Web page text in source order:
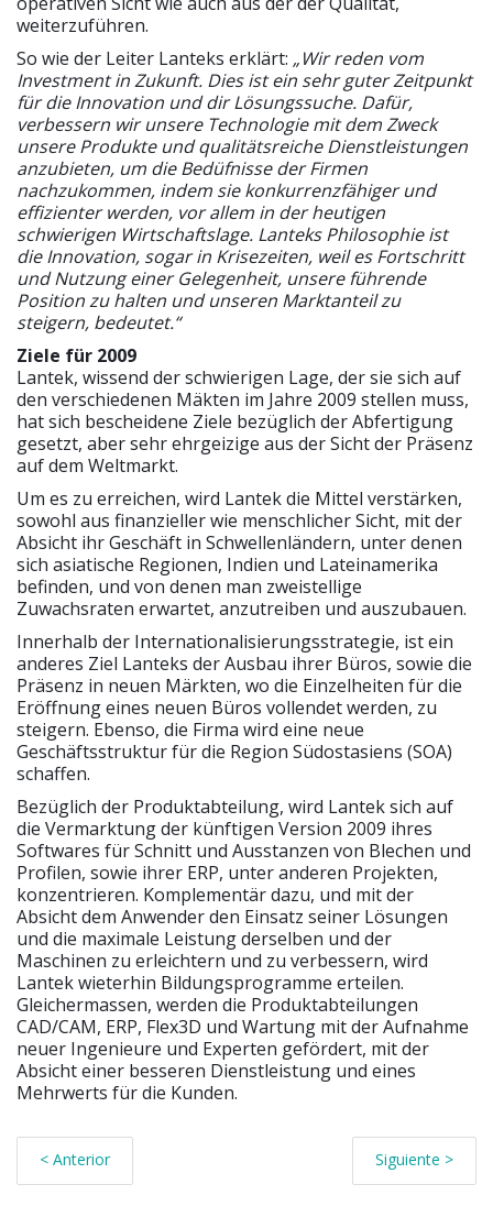
weiterzuführen.
So wie der Leiter Lanteks erklärt: „Wir reden vom
Investment in Zukunft. Dies ist ein sehr guter Zeitpunkt
für die Innovation und dir Lösungssuche. Dafür,
verbessern wir unsere Technologie mit dem Zweck
unsere Produkte und qualitätsreiche Dienstleistungen
anzubieten, um die Bedüfnisse der Firmen
nachzukommen, indem sie konkurrenzfähiger und
effizienter werden, vor allem in der heutigen
schwierigen Wirtschaftslage. Lanteks Philosophie ist
die Innovation, sogar in Krisezeiten, weil es Fortschritt
und Nutzung einer Gelegenheit, unsere führende
Position zu halten und unseren Marktanteil zu
steigern, bedeutet.“
Ziele für 2009
Lantek, wissend der schwierigen Lage, der sie sich auf
den verschiedenen Mäkten im Jahre 2009 stellen muss,
hat sich bescheidene Ziele bezüglich der Abfertigung
gesetzt, aber sehr ehrgeizige aus der Sicht der Präsenz
auf dem Weltmarkt.
Um es zu erreichen, wird Lantek die Mittel verstärken,
sowohl aus finanzieller wie menschlicher Sicht, mit der
Absicht ihr Geschäft in Schwellenländern, unter denen
sich asiatische Regionen, Indien und Lateinamerika
befinden, und von denen man zweistellige
Zuwachsraten erwartet, anzutreiben und auszubauen.
Innerhalb der Internationalisierungsstrategie, ist ein
anderes Ziel Lanteks der Ausbau ihrer Büros, sowie die
Präsenz in neuen Märkten, wo die Einzelheiten für die
Eröffnung eines neuen Büros vollendet werden, zu
steigern. Ebenso, die Firma wird eine neue
Geschäftsstruktur für die Region Südostasiens (SOA)
schaffen.
Bezüglich der Produktabteilung, wird Lantek sich auf
die Vermarktung der künftigen Version 2009 ihres
Softwares für Schnitt und Ausstanzen von Blechen und
Profilen, sowie ihrer ERP, unter anderen Projekten,
konzentrieren. Komplementär dazu, und mit der
Absicht dem Anwender den Einsatz seiner Lösungen
und die maximale Leistung derselben und der
Maschinen zu erleichtern und zu verbessern, wird
Lantek wieterhin Bildungsprogramme erteilen.
Gleichermassen, werden die Produktabteilungen
CAD/CAM, ERP, Flex3D und Wartung mit der Aufnahme
neuer Ingenieure und Experten gefördert, mit der
Absicht einer besseren Dienstleistung und eines
Mehrwerts für die Kunden.
< Anterior Siguiente >